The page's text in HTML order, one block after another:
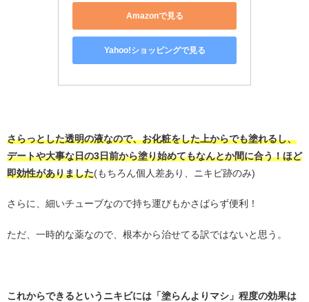
Amazonで見る
Yahoo!ショッピングで見る
さらっとした透明の液なので、お化粧をした上からでも塗れるし、
デートや大事な日の3日前から塗り始めてもなんとか間に合う！ほど
即効性がありました(もちろん個人差あり、ニキビ跡のみ)
さらに、細いチューブなので持ち運びもかさばらず便利！
ただ、一時的な薬なので、根本から治せてる訳ではないと思う。
これからできるというニキビには「塗らんよりマシ」程度の効果は